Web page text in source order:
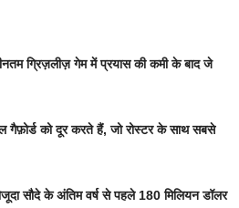
ग्रिज़लीज़ गेम में प्रयास की कमी के बाद जे
गैफ़ोर्ड को दूर करते हैं, जो रोस्टर के साथ सबसे
सौदे के अंतिम वर्ष से पहले 180 मिलियन डॉलर